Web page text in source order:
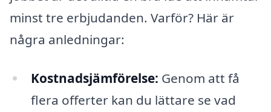
minst tre erbjudanden. Varför? Här är
några anledningar:
Kostnadsjämförelse: Genom att få
flera offerter kan du lättare se vad